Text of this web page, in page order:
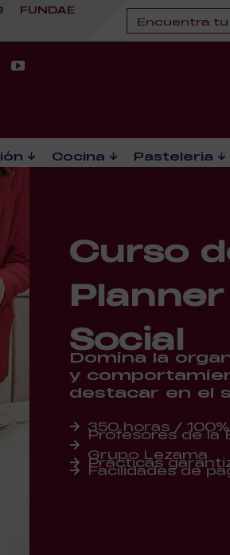
FUNDAE
Cocina Pastelería
Curso
Social
Domina la
y
destacar en el
350 horas /
Profesores de la
Grupo Lezama
Prácticas
Facilidades de